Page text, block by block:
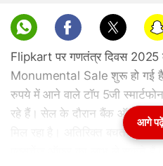
Flipkart पर गणतंत्र दिवस
Monumental Sale शुरू हो गई
रुपये में आने वाले टॉप 5जी
रहे हैं। सेल के दौरान बैंक ऑफर के
मिल रहा है। अतिरिक्त बचत के लिए
आगे